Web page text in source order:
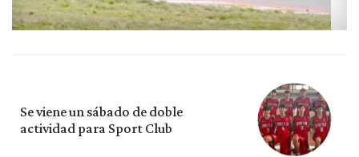
Se viene un sábado de doble
actividad para Sport Club